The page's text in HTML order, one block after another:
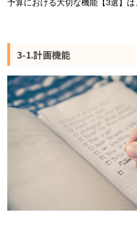
3-1.計画機能